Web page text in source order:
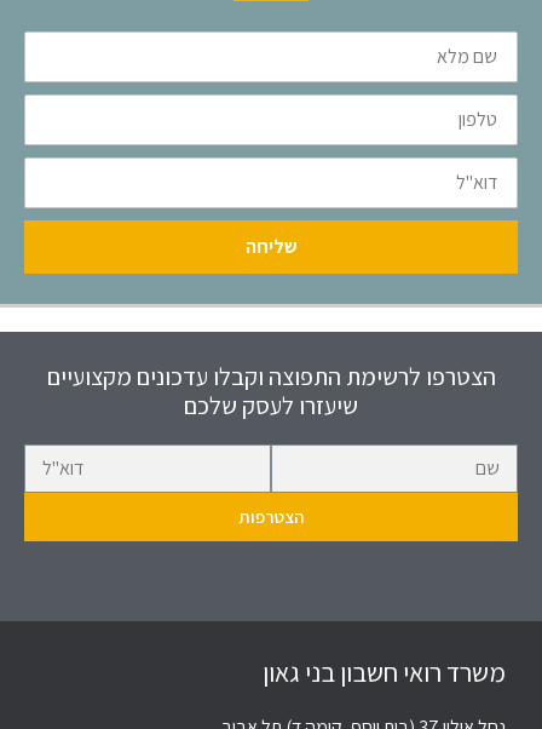
שם
מלא
טלפון
דוא"ל
שליחה
הצטרפו לרשימת התפוצה וקבלו עדכונים מקצועיים
שיעזרו לעסק שלכם
משרד רואי חשבון בני גאון